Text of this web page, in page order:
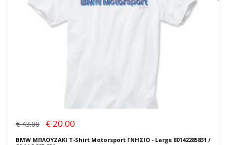
€ 43.00 € 20.00
BMW ΜΠΛΟΥΖΑΚΙ T-Shirt Motorsport ΓΝΗΣΙΟ - Large 80142285831 /